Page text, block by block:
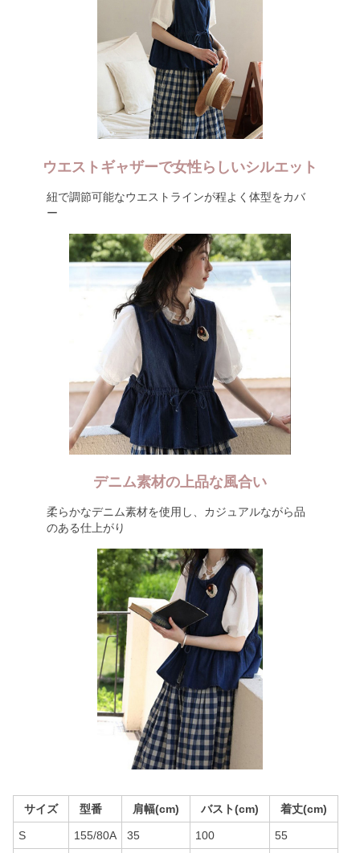
ウエストギャザーで女性らしいシルエット
紐で調節可能なウエストラインが程よく体型をカバ
ー
デニム素材の上品な風合い
柔らかなデニム素材を使用し、カジュアルながら品
のある仕上がり
サイズ 型番 肩幅(cm) バスト(cm) 着丈(cm)
S 155/80A 35 100 55